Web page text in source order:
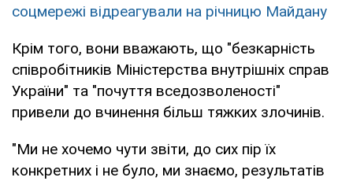
соцмережі відреагували на річницю Майдану
Крім того, вони вважають, що "безкарність
співробітників Міністерства внутрішніх справ
України" та "почуття вседозволеності"
привели до вчинення більш тяжких злочинів.
"Ми не хочемо чути звіти, до сих пір їх
конкретних і не було, ми знаємо, результатів